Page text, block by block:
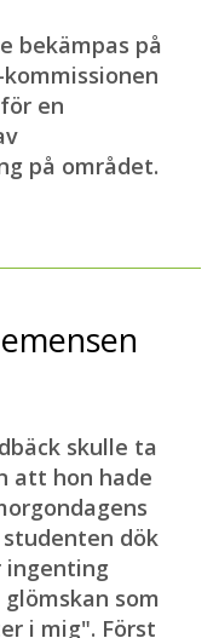
bekämpas på
en
på området.
skulle ta
att hon hade
dök
ingenting
som
i mig". Först